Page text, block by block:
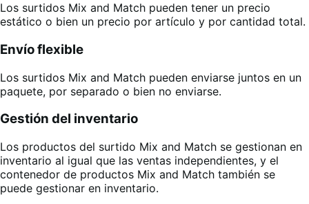
Los surtidos Mix and Match pueden tener un precio
estático o bien un precio por artículo y por cantidad total.
Envío flexible
Los surtidos Mix and Match pueden enviarse juntos en un
paquete, por separado o bien no enviarse.
Gestión del inventario
Los productos del surtido Mix and Match se gestionan en
inventario al igual que las ventas independientes, y el
contenedor de productos Mix and Match también se
puede gestionar en inventario.